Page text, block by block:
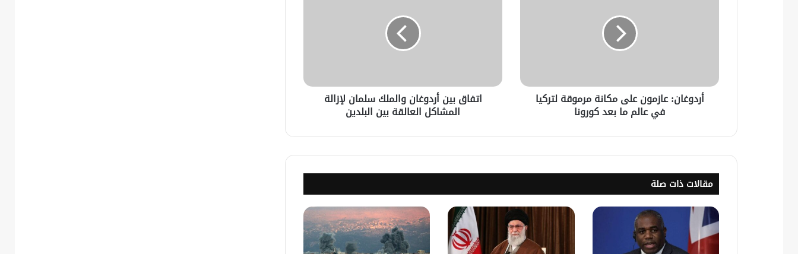
و”حزب الله” بعد حرب 2024
ترامب يطلب من نتنياهو بدء سحب قواته
إيران تستهدف 3 دول عربية والاردن
والكويت يتصديان للهجمات
في الثامنة والنصف صباح الغد
أبرز بنود اتفاق وقف إطلاق النار بين
إسرائيل و”حماس” في غزة
أردوغان: عازمون على مكانة مرموقة لتركيا
في عالم ما بعد كورونا
اتفاق بين أردوغان والملك سلمان لإزالة
المشاكل العالقة بين البلدين
مقالات ذات صلة